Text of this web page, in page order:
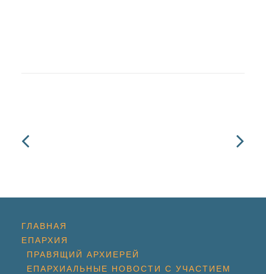
ГЛАВНАЯ
ЕПАРХИЯ
ПРАВЯЩИЙ АРХИЕРЕЙ
ЕПАРХИАЛЬНЫЕ НОВОСТИ С УЧАСТИЕМ